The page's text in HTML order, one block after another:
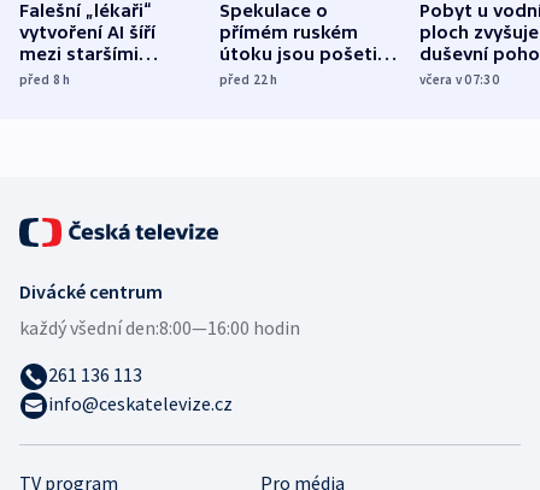
Falešní „lékaři“
vytvoření AI šíří
mezi staršími
Poláky nebezpečné
před 8h
Spekulace o
přímém ruském
útoku jsou pošetilé,
míní estonský
před 22h
Pobyt u
ploch zvyšuje
duševní
ukázala
včera v 07:30
TV program Pro média
Divácké centrum
každý všední den:8:00—16:00 hodin
261 136 113
info@ceskatelevize.cz